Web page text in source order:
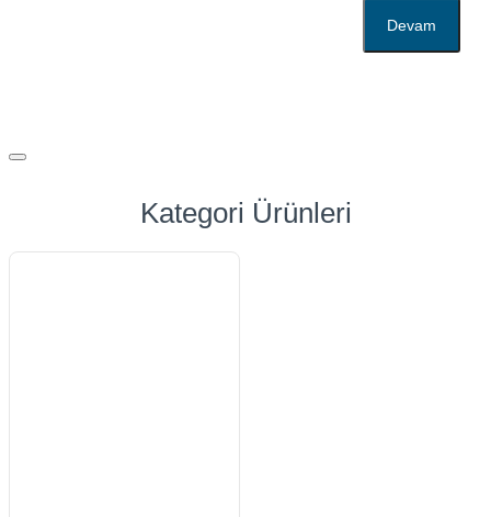
Devam
Kategori Ürünleri